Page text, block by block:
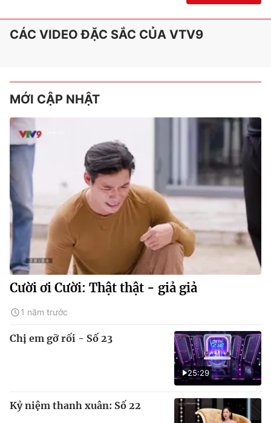
CÁC VIDEO ĐẶC SẮC CỦA VTV9
MỚI CẬP NHẬT
Cười ơi Cười: Thật thật - giả giả
1 năm trước
25:29
Chị em gỡ rối - Số 23
Kỷ niệm thanh xuân: Số 22